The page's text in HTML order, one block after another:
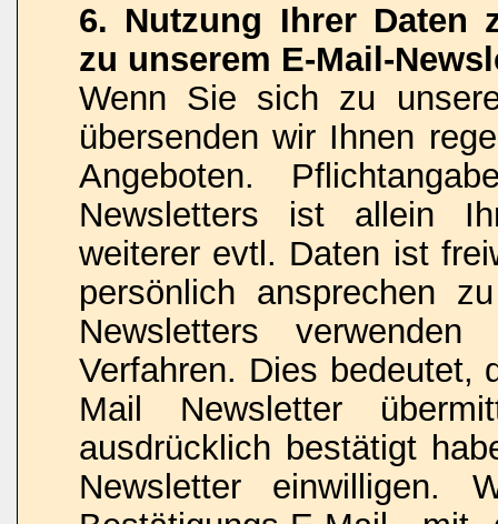
6. Nutzung Ihrer Daten
zu unserem E-Mail-
Wenn Sie sich zu
übersenden wir Ihnen
Angeboten.
Newsletters ist allein
weiterer evtl. Daten ist
persönlich ansprechen
Newsletters
Verfahren. Dies bedeutet,
Mail Newsletter
ausdrücklich bestätigt
Newsletter einwilligen.